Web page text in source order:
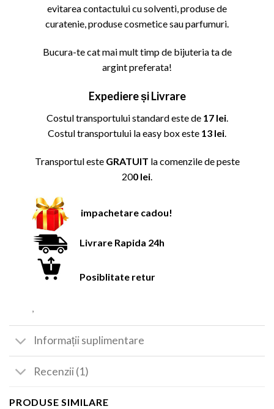
evitarea contactului cu solventi, produse de
curatenie, produse cosmetice sau parfumuri.
Bucura-te cat mai mult timp de bijuteria ta de
argint preferata!
Expediere și Livrare
Costul transportului standard este de 17 lei.
Costul transportului la easy box este 13 lei.
Transportul este GRATUIT la comenzile de peste
200 lei
impachetare cadou!
Livrare Rapida 24h
Posiblitate retur
,
Informații suplimentare
Recenzii (1)
PRODUSE SIMILARE